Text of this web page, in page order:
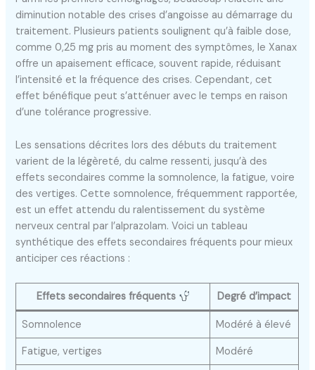
diminution notable des crises d’angoisse au démarrage du
traitement. Plusieurs patients soulignent qu’à faible dose,
comme 0,25 mg pris au moment des symptômes, le Xanax
offre un apaisement efficace, souvent rapide, réduisant
l’intensité et la fréquence des crises. Cependant, cet
effet bénéfique peut s’atténuer avec le temps en raison
d’une tolérance progressive.
Les sensations décrites lors des débuts du traitement
varient de la légèreté, du calme ressenti, jusqu’à des
effets secondaires comme la somnolence, la fatigue, voire
des vertiges. Cette somnolence, fréquemment rapportée,
est un effet attendu du ralentissement du système
nerveux central par l’alprazolam. Voici un tableau
synthétique des effets secondaires fréquents pour mieux
anticiper ces réactions :
Effets secondaires fréquents Degré d’impact
Somnolence
Modéré à élevé
Fatigue, vertiges
Modéré